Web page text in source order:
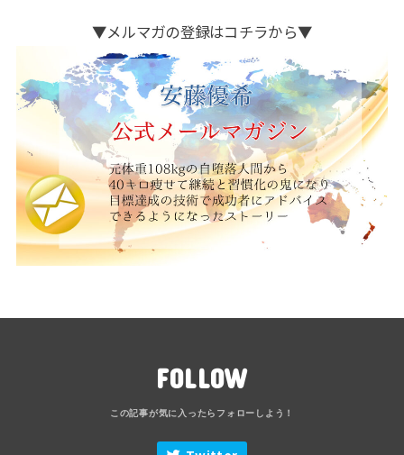
▼メルマガの登録はコチラから▼
FOLLOW